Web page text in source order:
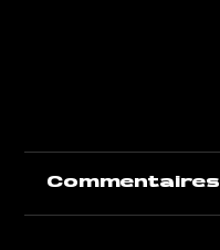
Commentaires